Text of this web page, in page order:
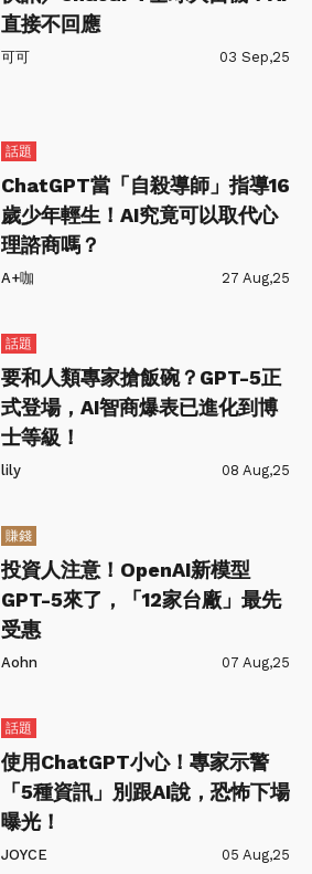
直接不回應
可可 03 Sep,25
話題
ChatGPT當「自殺導師」指導16
歲少年輕生！AI究竟可以取代心
理諮商嗎？
A+咖 27 Aug,25
話題
要和人類專家搶飯碗？GPT-5正
式登場，AI智商爆表已進化到博
士等級！
lily 08 Aug,25
賺錢
投資人注意！OpenAI新模型
GPT-5來了，「12家台廠」最先
受惠
Aohn 07 Aug,25
話題
使用ChatGPT小心！專家示警
「5種資訊」別跟AI說，恐怖下場
曝光！
JOYCE 05 Aug,25